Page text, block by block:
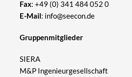
Gruppenmitglieder
SIERA
M&P Ingenieurgesellschaft
Fax: +49 (0) 341 484 052 0
E-Mail: info@seecon.de